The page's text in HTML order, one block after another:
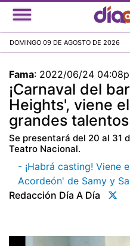
DOMINGO 09 DE AGOSTO DE 2026
Fama: 2022/06/24
¡Carnaval del
Heights', viene
grandes
Se presentará del 20 al 31
Teatro Nacional.
- ¡Habrá casting! Viene
Acordeón' de Samy y
Redacción Día A Día